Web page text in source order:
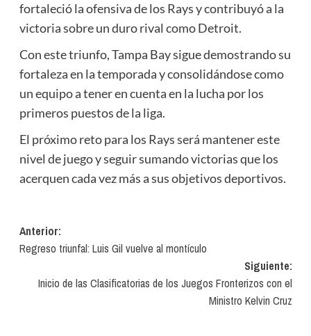
fortaleció la ofensiva de los Rays y contribuyó a la
victoria sobre un duro rival como Detroit.
Con este triunfo, Tampa Bay sigue demostrando su
fortaleza en la temporada y consolidándose como
un equipo a tener en cuenta en la lucha por los
primeros puestos de la liga.
El próximo reto para los Rays será mantener este
nivel de juego y seguir sumando victorias que los
acerquen cada vez más a sus objetivos deportivos.
Navegación
de
entradas
Anterior:
Regreso triunfal: Luis Gil vuelve al montículo
Siguiente:
Inicio de las Clasificatorias de los Juegos Fronterizos con el
Ministro Kelvin Cruz